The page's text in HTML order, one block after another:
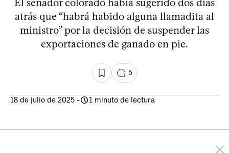
atrás que “habrá habido alguna llamadita al
ministro” por la decisión de suspender las
exportaciones de ganado en pie.
5
18 de julio de 2025 - 1 minuto de lectura